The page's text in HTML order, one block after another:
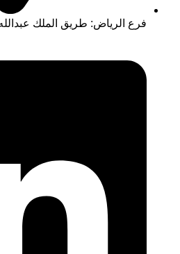
فرع الرياض: طريق الملك